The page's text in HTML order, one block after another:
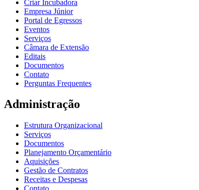
Criar Incubadora
Empresa Júnior
Portal de Egressos
Eventos
Serviços
Câmara de Extensão
Editais
Documentos
Contato
Perguntas Frequentes
Administração
Estrutura Organizacional
Serviços
Documentos
Planejamento Orçamentário
Aquisições
Gestão de Contratos
Receitas e Despesas